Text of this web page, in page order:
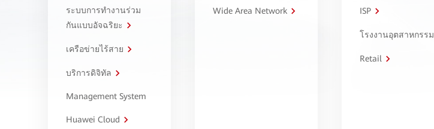
ระบบการทำงานร่วม
กันแบบอัจฉริยะ
เครือข่ายไร้สาย
บริการดิจิทัล
Management System
Huawei Cloud
Wide Area Network ISP
โรงงานอุตสาหกรรม
Retail